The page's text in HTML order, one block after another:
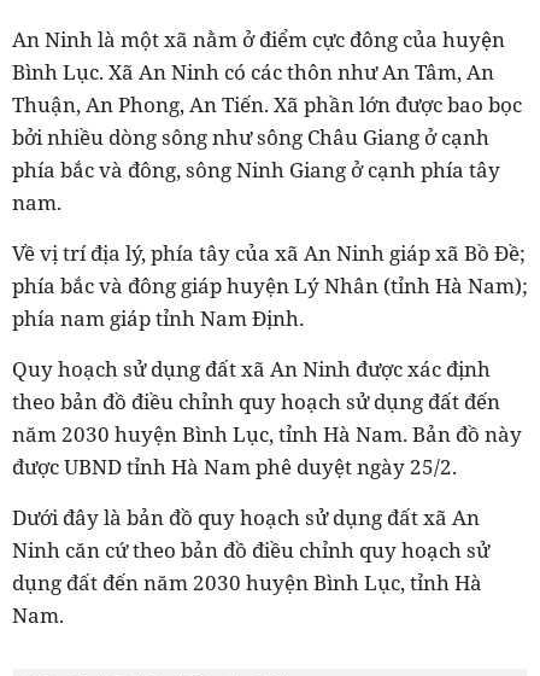
An Ninh là một xã nằm ở điểm cực đông của huyện
Bình Lục. Xã An Ninh có các thôn như An Tâm, An
Thuận, An Phong, An Tiến. Xã phần lớn được bao bọc
bởi nhiều dòng sông như sông Châu Giang ở cạnh
phía bắc và đông, sông Ninh Giang ở cạnh phía tây
nam.
Về vị trí địa lý, phía tây của xã An Ninh giáp xã Bồ Đề;
phía bắc và đông giáp huyện Lý Nhân (tỉnh Hà Nam);
phía nam giáp tỉnh Nam Định.
Quy hoạch sử dụng đất xã An Ninh được xác định
theo bản đồ điều chỉnh quy hoạch sử dụng đất đến
năm 2030 huyện Bình Lục, tỉnh Hà Nam. Bản đồ này
được UBND tỉnh Hà Nam phê duyệt ngày 25/2.
Dưới đây là bản đồ quy hoạch sử dụng đất xã An
Ninh căn cứ theo bản đồ điều chỉnh quy hoạch sử
dụng đất đến năm 2030 huyện Bình Lục, tỉnh Hà
Nam.